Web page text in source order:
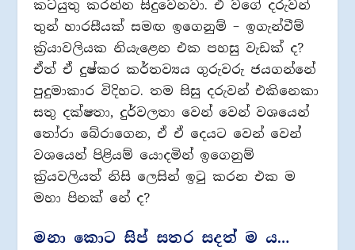
කටයුතු කරන්න සිදුවෙනවා. ඒ වගේ දරුවන්
තුන් හාරසීයක් සමඟ ඉගෙනුම් – ඉගැන්වීම්
ක‍්‍රියාවලියක නියැළෙන එක පහසු වැඩක් ද?
ඒත් ඒ දුෂ්කර කර්තව්‍යය ගුරුවරු ජයගන්නේ
පුදුමාකාර විදිහට. තම සිසු දරුවන් එකිනෙකා
සතු දක්ෂතා, දුර්වලතා වෙන් වෙන් වශයෙන්
තෝරා බේරාගෙන, ඒ ඒ දෙයට වෙන් වෙන්
වශයෙන් පිළියම් යොදමින් ඉගෙනුම්
ක‍්‍රියවලියත් නිසි ලෙසින් ඉටු කරන එක ම
මහා පිනක් නේ ද?
මනා කොට සිප් සතර සදත් ම ය…